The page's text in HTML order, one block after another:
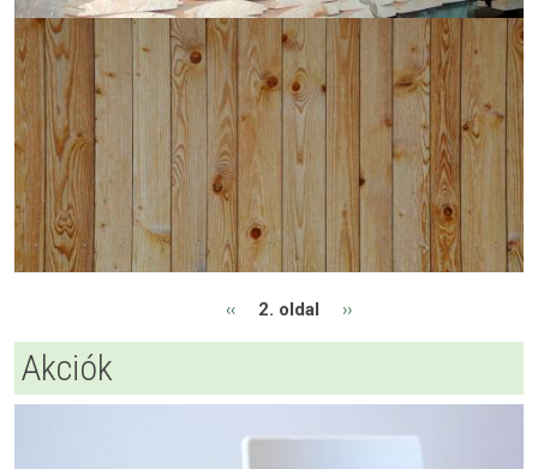
Előző oldal
‹‹ 2. oldal Következő oldal
››
Akciók